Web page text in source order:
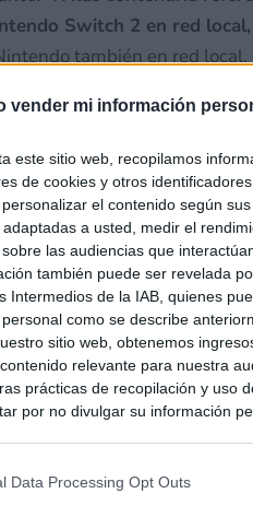
vender mi información
este sitio web, recopilamos
de cookies y otros
el contenido según
adaptadas a usted, medir el
las audiencias que
también puede ser revelada
Intermedios de la IAB, quienes
como se describe
sitio web, obtenemos
relevante para nuestra
prácticas de recopilación y uso
por no divulgar su información
en la información personal
Data Processing Opt Outs
Switch 2 en red local,
también en red
reescalado DLSS, con
Switch 2. Cabe destacar
además de Nintendo
esto de por sí no descarta
existen varias
muy buenas en lo que
de